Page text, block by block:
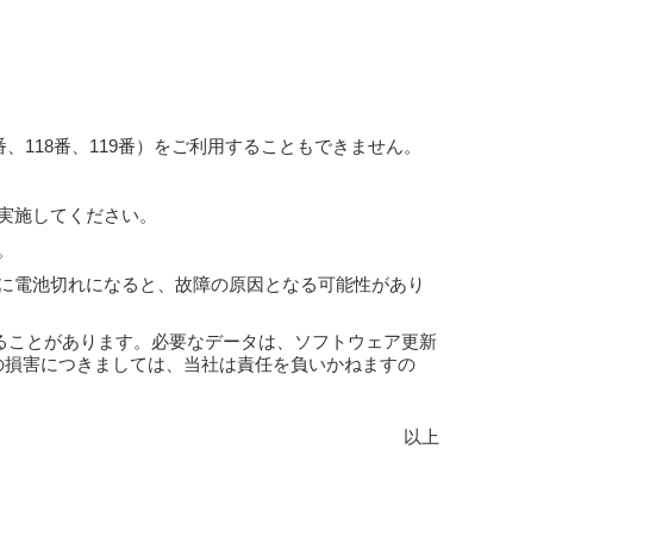
118番、119番）をご利用することもできません。
してください。
池切れになると、故障の原因となる可能性があり
とがあります。必要なデータは、ソフトウェア更新
害につきましては、当社は責任を負いかねますの
以上